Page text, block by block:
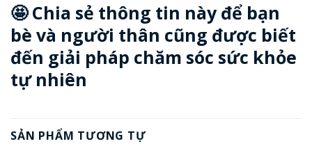
🤩 Chia sẻ thông tin này để bạn
bè và người thân cũng được biết
đến giải pháp chăm sóc sức khỏe
tự nhiên
SẢN PHẨM TƯƠNG TỰ